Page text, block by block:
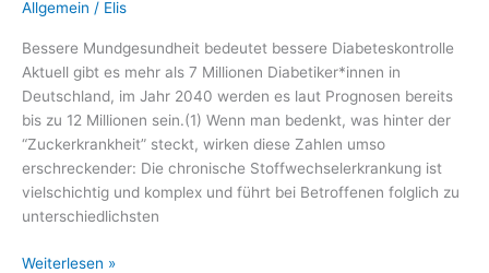
Gesundheitsförderung
und
Diätetik
e.
V.
Allgemein / Elis
Bessere Mundgesundheit bedeutet bessere Diabeteskontrolle
Aktuell gibt es mehr als 7 Millionen Diabetiker*innen in
Deutschland, im Jahr 2040 werden es laut Prognosen bereits
bis zu 12 Millionen sein.(1) Wenn man bedenkt, was hinter der
“Zuckerkrankheit” steckt, wirken diese Zahlen umso
erschreckender: Die chronische Stoffwechselerkrankung ist
vielschichtig und komplex und führt bei Betroffenen folglich zu
unterschiedlichsten
Spezielle
Weiterlesen »